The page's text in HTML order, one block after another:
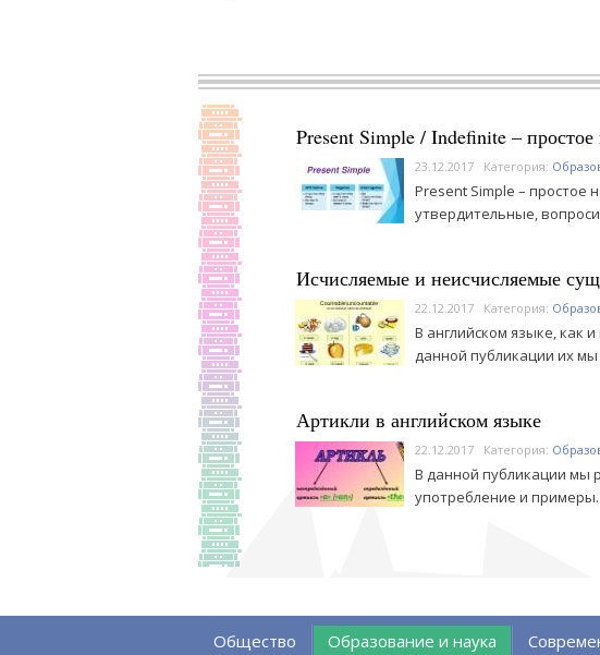
Present Simple / Indefinite –
23.12.2017 Категория:
Present Simple – простое
утвердительные,
Исчисляемые и неисчисляемые
22.12.2017 Категория:
В английском языке, как
данной публикации их
Артикли в английском языке
22.12.2017 Категория:
В данной публикации мы
употребление и примеры.
Общество Образование и наука